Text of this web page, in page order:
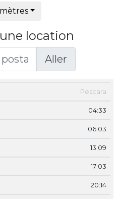
location
Aller
ASSERPescara
04:33
06:03
13:09
17:03
20:14